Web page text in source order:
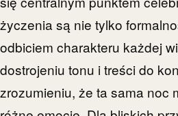
życzenia są nie tylko
odbiciem charakteru każdej
dostrojeniu tonu i treści do
zrozumieniu, że ta sama noc